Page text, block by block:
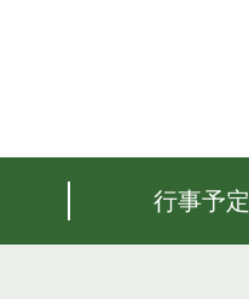
行事予定